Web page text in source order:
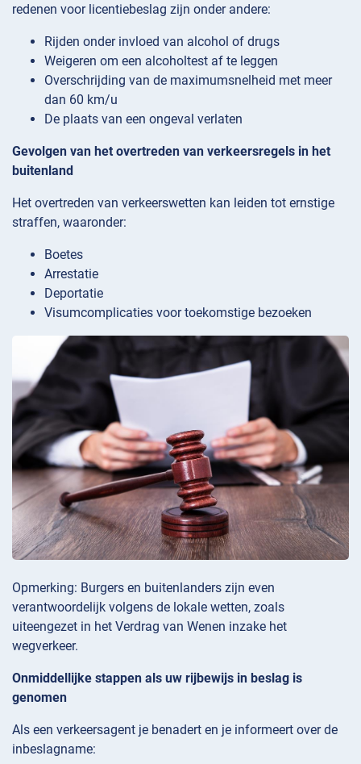
redenen voor licentiebeslag zijn onder andere:
Rijden onder invloed van alcohol of drugs
Weigeren om een alcoholtest af te leggen
Overschrijding van de maximumsnelheid met meer
dan 60 km/u
De plaats van een ongeval verlaten
Gevolgen van het overtreden van verkeersregels in het
buitenland
Het overtreden van verkeerswetten kan leiden tot ernstige
straffen, waaronder:
Boetes
Arrestatie
Deportatie
Visumcomplicaties voor toekomstige bezoeken
Opmerking: Burgers en buitenlanders zijn even
verantwoordelijk volgens de lokale wetten, zoals
uiteengezet in het Verdrag van Wenen inzake het
wegverkeer.
Onmiddellijke stappen als uw rijbewijs in beslag is
genomen
Als een verkeersagent je benadert en je informeert over de
inbeslagname: